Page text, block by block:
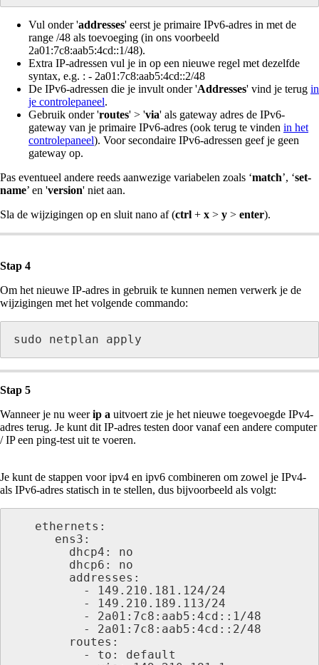
Vul onder 'addresses' eerst je primaire IPv6-adres in met de
range /48 als toevoeging (in ons voorbeeld
2a01:7c8:aab5:4cd::1/48).
Extra IP-adressen vul je in op een nieuwe regel met dezelfde
syntax, e.g. : - 2a01:7c8:aab5:4cd::2/48
De IPv6-adressen die je invult onder 'Addresses' vind je terug in
je controlepaneel.
Gebruik onder 'routes' > 'via' als gateway adres de IPv6-
gateway van je primaire IPv6-adres (ook terug te vinden in het
controlepaneel). Voor secondaire IPv6-adressen geef je geen
gateway op.
Pas eventueel andere reeds aanwezige variabelen zoals ‘match’, ‘set-
name’ en 'version' niet aan.
Sla de wijzigingen op en sluit nano af (ctrl + x > y > enter).
Stap 4
Om het nieuwe IP-adres in gebruik te kunnen nemen verwerk je de
wijzigingen met het volgende commando:
sudo netplan apply
Stap 5
Wanneer je nu weerip a uitvoert zie je het nieuwe toegevoegde IPv4-
adres terug. Je kunt dit IP-adres testen door vanaf een andere computer
/ IP een ping-test uit te voeren.
Je kunt de stappen voor ipv4 en ipv6 combineren om zowel je IPv4-
als IPv6-adres statisch in te stellen, dus bijvoorbeeld als volgt: